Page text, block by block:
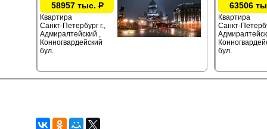
58957 тыс.Р
Квартира
Санкт-Петербург г.,
Адмиралтейский ,
Конногвардейский
бул.
63506
Квартира
Санкт-
бул.